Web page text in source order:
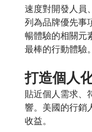
速度對開發人員
列為品牌優先事
暢體驗的相關元
最棒的行動體驗。
打造個人
貼近個人需求、
響。美國的行銷
收益。